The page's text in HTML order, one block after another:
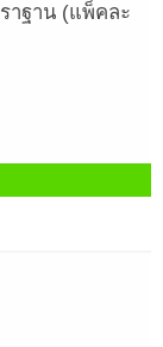
าฐาน (แพ็คละ